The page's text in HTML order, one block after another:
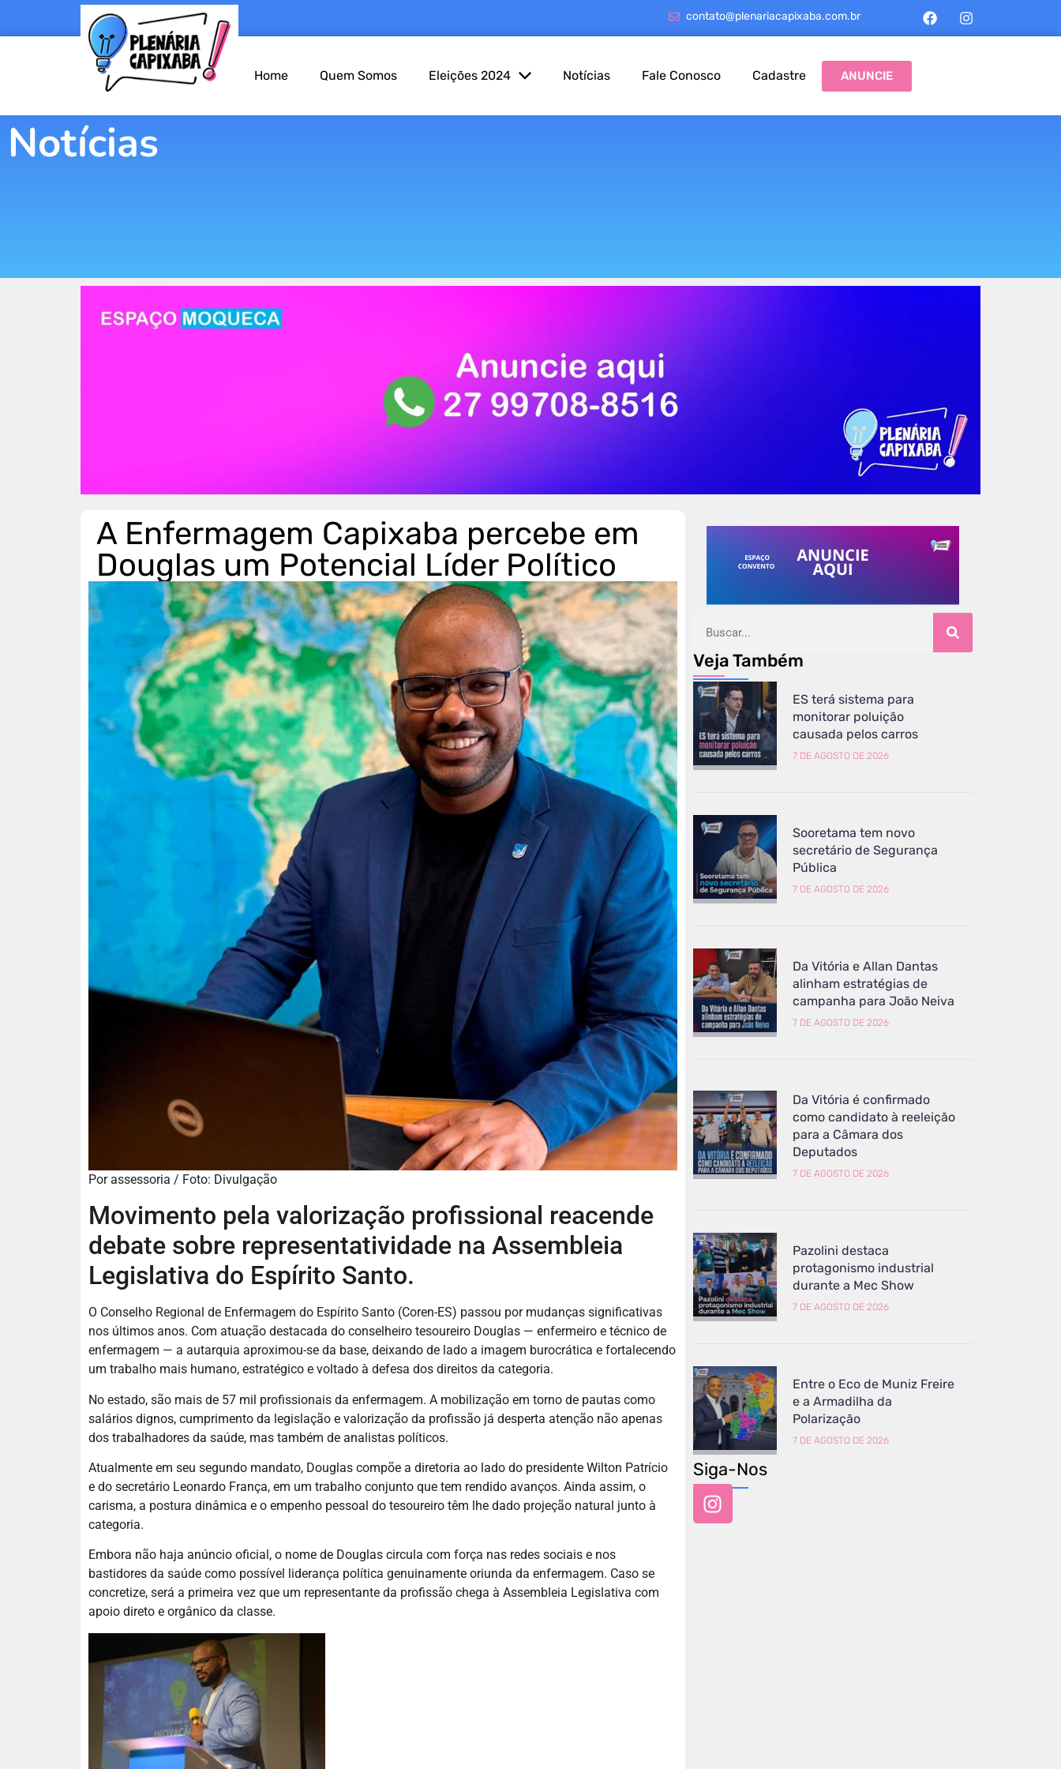
contato@plenariacapixaba.com.br
Home Quem Somos Eleições 2024 Notícias Fale Conosco Cadastre ANUNCIE
Notícias
A Enfermagem Capixaba percebe em
Douglas um Potencial Líder Político
Por assessoria / Foto: Divulgação
Movimento pela valorização profissional reacende
debate sobre representatividade na Assembleia
Legislativa do Espírito Santo.
O Conselho Regional de Enfermagem do Espírito Santo (Coren-ES) passou por mudanças significativas
nos últimos anos. Com atuação destacada do conselheiro tesoureiro Douglas — enfermeiro e técnico de
enfermagem — a autarquia aproximou-se da base, deixando de lado a imagem burocrática e fortalecendo
um trabalho mais humano, estratégico e voltado à defesa dos direitos da categoria.
No estado, são mais de 57 mil profissionais da enfermagem. A mobilização em torno de pautas como
salários dignos, cumprimento da legislação e valorização da profissão já desperta atenção não apenas
dos trabalhadores da saúde, mas também de analistas políticos.
Atualmente em seu segundo mandato, Douglas compõe a diretoria ao lado do presidente Wilton Patrício
e do secretário Leonardo França, em um trabalho conjunto que tem rendido avanços. Ainda assim, o
carisma, a postura dinâmica e o empenho pessoal do tesoureiro têm lhe dado projeção natural junto à
categoria.
Embora não haja anúncio oficial, o nome de Douglas circula com força nas redes sociais e nos
bastidores da saúde como possível liderança política genuinamente oriunda da enfermagem. Caso se
concretize, será a primeira vez que um representante da profissão chega à Assembleia Legislativa com
apoio direto e orgânico da classe.
Veja Também
ES terá sistema para
monitorar poluição
causada pelos carros
7 DE AGOSTO DE 2026
Sooretama tem novo
secretário de Segurança
Pública
7 DE AGOSTO DE 2026
Da Vitória e Allan Dantas
alinham estratégias de
campanha para João Neiva
7 DE AGOSTO DE 2026
Da Vitória é confirmado
como candidato à reeleição
para a Câmara dos
Deputados
7 DE AGOSTO DE 2026
Pazolini destaca
protagonismo industrial
durante a Mec Show
7 DE AGOSTO DE 2026
Entre o Eco de Muniz Freire
e a Armadilha da
Polarização
7 DE AGOSTO DE 2026
Siga-Nos